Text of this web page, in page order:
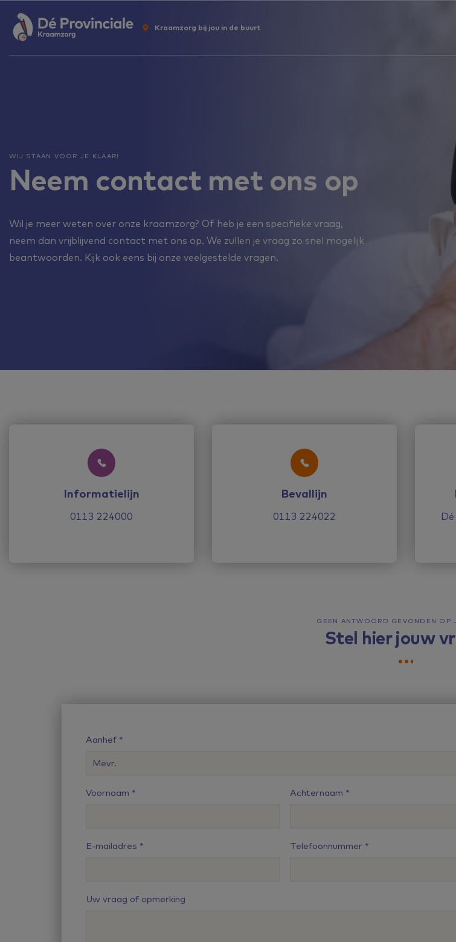
Kraamzorg bij jou in de buurt
WIJ STAAN VOOR JE KLAAR!
Neem contact met ons op
Wil je meer weten over onze kraamzorg? Of heb je een specifieke vraag,
neem dan vrijblijvend contact met ons op. We zullen je vraag zo snel mogelijk
beantwoorden. Kijk ook eens bij onze veelgestelde vragen.
Informatielijn
0113 224000
Bevallijn
0113 224022
GEEN ANTWOORD GEVONDEN OP
Stel hier jouw
Aanhef
Voornaam Achternaam
E-mailadres Telefoonnummer
Uw vraag of opmerking